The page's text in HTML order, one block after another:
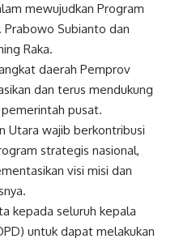
mewujudkan Program
Prabowo Subianto dan
Raka.
daerah Pemprov
dan terus mendukung
pusat.
Utara wajib⁠ berkontribusi
strategis nasional,
visi misi dan
kepada seluruh kepala
untuk dapat melakukan